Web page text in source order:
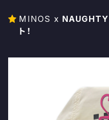
MINOS x NAUGHTY
ト！